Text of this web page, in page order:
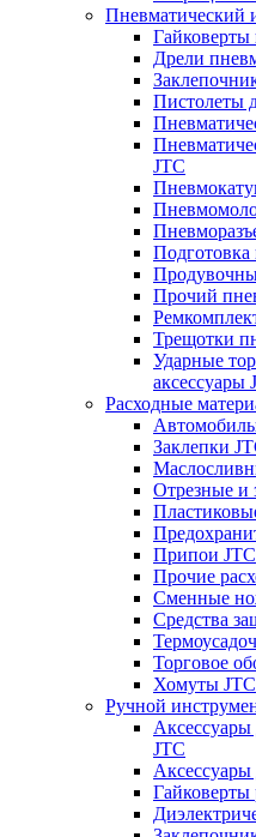
Пневматический
Гайковерты
Дрели
Пистолеты
JTC
Подготовка
Прочий
Трещотки
Ударные
аксессуары
Расходные
Заклепки
Отрезные и
Припои JTC
Прочие
Сменные
Средства
Торговое
Хомуты JTC
Ручной
JTC
Аксессуары